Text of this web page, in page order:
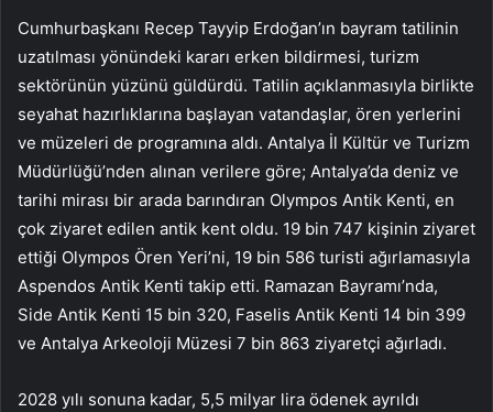
Cumhurbaşkanı Recep Tayyip Erdoğan’ın bayram tatilinin
uzatılması yönündeki kararı erken bildirmesi, turizm
sektörünün yüzünü güldürdü. Tatilin açıklanmasıyla birlikte
seyahat hazırlıklarına başlayan vatandaşlar, ören yerlerini
ve müzeleri de programına aldı. Antalya İl Kültür ve Turizm
Müdürlüğü’nden alınan verilere göre; Antalya’da deniz ve
tarihi mirası bir arada barındıran Olympos Antik Kenti, en
çok ziyaret edilen antik kent oldu. 19 bin 747 kişinin ziyaret
ettiği Olympos Ören Yeri’ni, 19 bin 586 turisti ağırlamasıyla
Aspendos Antik Kenti takip etti. Ramazan Bayramı’nda,
Side Antik Kenti 15 bin 320, Faselis Antik Kenti 14 bin 399
ve Antalya Arkeoloji Müzesi 7 bin 863 ziyaretçi ağırladı.
2028 yılı sonuna kadar, 5,5 milyar lira ödenek ayrıldı